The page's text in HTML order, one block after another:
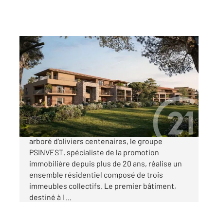
PORTO VECCHIO 201
101 m
Ref : 1117
Appartement à vendre
720 000 €
DOMAINE DE MAZETTA Au cœur d'un parc
arboré d'oliviers centenaires, le groupe
PSINVEST, spécialiste de la promotion
immobilière depuis plus de 20 ans, réalise un
ensemble résidentiel composé de trois
immeubles collectifs. Le premier bâtiment,
destiné à l ...